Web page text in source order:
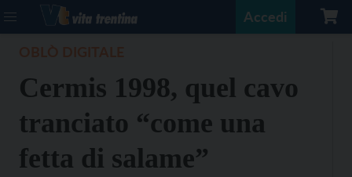
Accedi
Cermis 1998, quel cavo
tranciato “come una
fetta di salame”